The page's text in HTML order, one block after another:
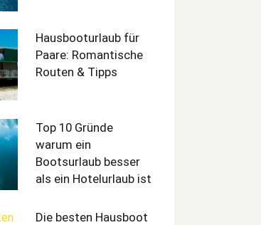
Hausbooturlaub für
Paare: Romantische
Routen & Tipps
Top 10 Gründe
warum ein
Bootsurlaub besser
als ein Hotelurlaub ist
Die besten Hausboot